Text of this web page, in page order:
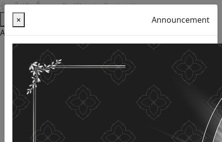
ข้ามไปยังเนื้อหาหลัก (Skip to Content)
Help
Accessibility Tools
Thai language
English
Increase the font size
Reduce font size
Normal font size
High Definition
Negative sharpness
Normal Definition
Open and read with voice
× Announcement